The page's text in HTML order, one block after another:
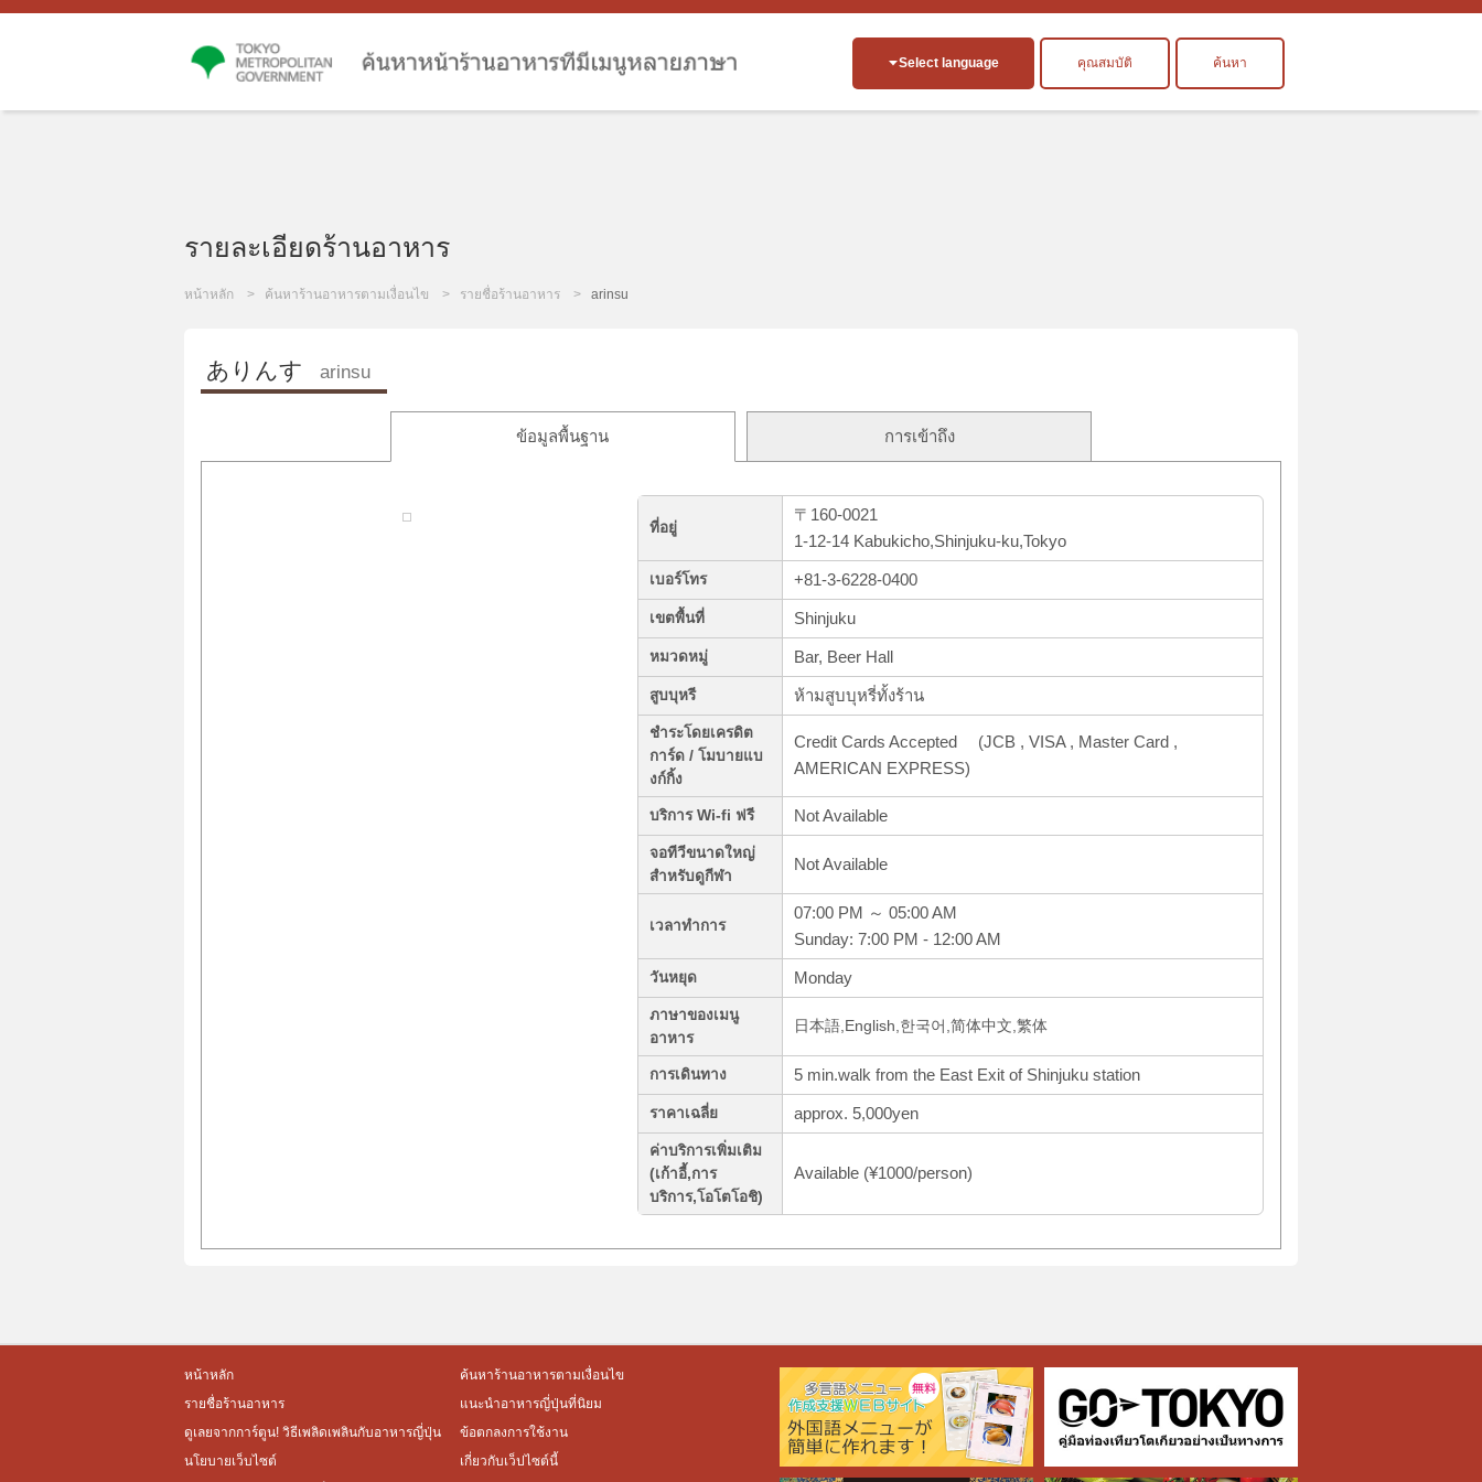
Select language คุณสมบัติ ค้นหา
รายละเอียดร้านอาหาร
หน้าหลัก ค้นหาร้านอาหารตามเงื่อนไข รายชื่อร้านอาหาร arinsu
ありんす arinsu
ข้อมูลพื้นฐาน การเข้าถึง
ที่อยู่
〒160-0021
1-12-14 Kabukicho,Shinjuku-ku,Tokyo
เบอร์โทร +81-3-6228-0400
เขตพื้นที่ Shinjuku
หมวดหมู่ Bar, Beer Hall
สูบบุหรี ห้ามสูบบุหรี่ทั้งร้าน
ชำระโดยเครดิต
การ์ด / โมบายแบ
งก์กิ้ง
Credit Cards Accepted (JCB , VISA , Master Card ,
AMERICAN EXPRESS)
บริการ Wi-fi ฟรี Not Available
จอทีวีขนาดใหญ่
สำหรับดูกีฬา
Not Available
เวลาทำการ
07:00 PM ～ 05:00 AM
Sunday: 7:00 PM - 12:00 AM
วันหยุด Monday
ภาษาของเมนู
อาหาร
日本語,English,한국어,简体中文,繁体
การเดินทาง 5 min.walk from the East Exit of Shinjuku station
ราคาเฉลี่ย approx. 5,000yen
ค่าบริการเพิ่มเติม
(เก้าอี้,การ
บริการ,โอโตโอชิ)
Available (¥1000/person)
หน้าหลัก
ค้นหาร้านอาหารตามเงื่อนไข
รายชื่อร้านอาหาร
แนะนำอาหารญี่ปุ่นที่นิยม
ดูเลยจากการ์ตูน! วิธีเพลิดเพลินกับอาหารญี่ปุ่น
ข้อตกลงการใช้งาน
นโยบายเว็บไซต์
เกี่ยวกับเว็ปไซต์นี้